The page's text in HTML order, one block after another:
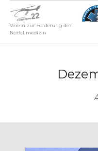
Verein zur Förderung der
Notfallmedizin